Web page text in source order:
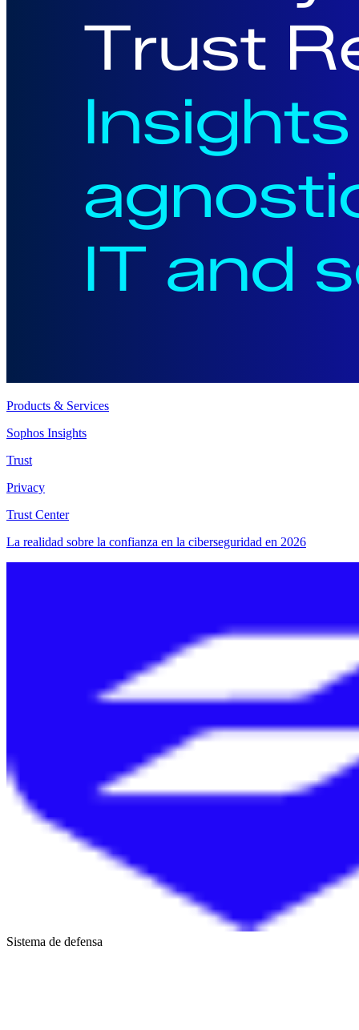
Products & Services
Sophos Insights
Trust
Privacy
Trust Center
La realidad sobre la confianza en la ciberseguridad en 2026
Sistema de defensa